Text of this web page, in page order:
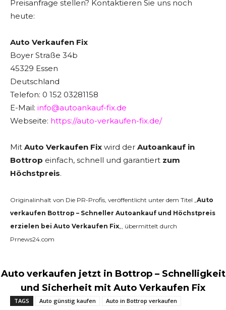
Preisanfrage stellen? Kontaktieren Sie uns noch
heute:
Auto Verkaufen Fix
Boyer Straße 34b
45329 Essen
Deutschland
Telefon: 0 152 03281158
E-Mail: info@autoankauf-fix.de
Webseite: https://auto-verkaufen-fix.de/
Mit Auto Verkaufen Fix wird der Autoankauf in
Bottrop einfach, schnell und garantiert zum
Höchstpreis.
Originalinhalt von Die PR-Profis, veröffentlicht unter dem Titel „Auto
verkaufen Bottrop – Schneller Autoankauf und Höchstpreis
erzielen bei Auto Verkaufen Fix„, übermittelt durch
Prnews24.com
Auto verkaufen jetzt in Bottrop – Schnelligkeit
und Sicherheit mit Auto Verkaufen Fix
TAGS Auto günstig kaufen
Auto in Bottrop verkaufen